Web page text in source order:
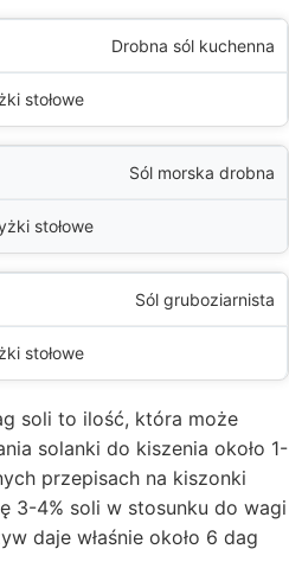
Drobna sól kuchenna
stołowe
Sól morska drobna
stołowe
Sól gruboziarnista
stołowe
soli to ilość, która może
solanki do kiszenia około 1-
przepisach na kiszonki
3-4% soli w stosunku do wagi
daje właśnie około 6 dag